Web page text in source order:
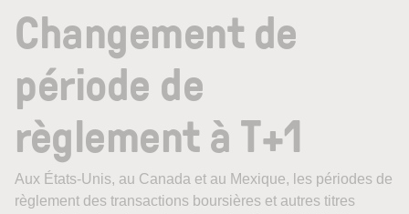
Changement de
période de
règlement à T+1
Aux États-Unis, au Canada et au Mexique, les périodes de
règlement des transactions boursières et autres titres